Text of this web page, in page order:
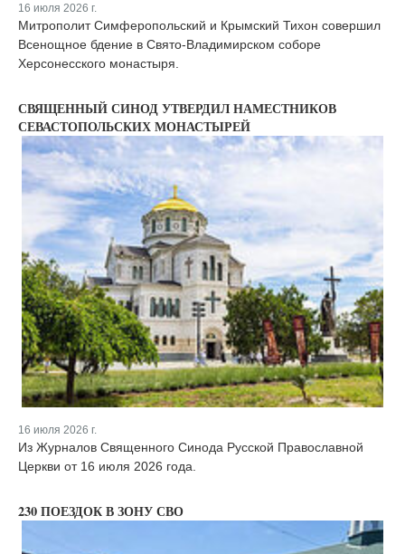
16 июля 2026 г.
Митрополит Симферопольский и Крымский Тихон совершил
Всенощное бдение в Свято-Владимирском соборе
Херсонесского монастыря.
СВЯЩЕННЫЙ СИНОД УТВЕРДИЛ НАМЕСТНИКОВ
СЕВАСТОПОЛЬСКИХ МОНАСТЫРЕЙ
16 июля 2026 г.
Из Журналов Священного Синода Русской Православной
Церкви от 16 июля 2026 года.
230 ПОЕЗДОК В ЗОНУ СВО